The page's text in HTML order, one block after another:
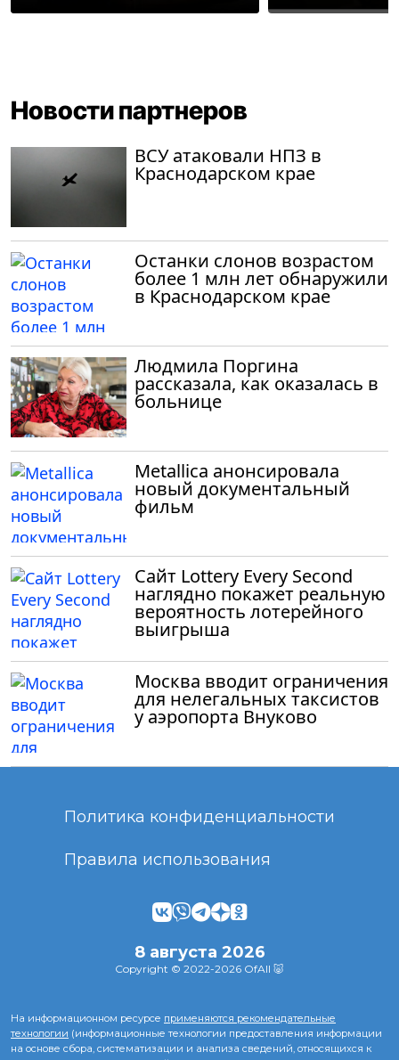
Новости партнеров
ВСУ атаковали НПЗ в
Краснодарском крае
Останки слонов возрастом
более 1 млн лет обнаружили
в Краснодарском крае
Людмила Поргина
рассказала, как оказалась в
больнице
Metallica анонсировала
новый документальный
фильм
Сайт Lottery Every Second
наглядно покажет реальную
вероятность лотерейного
выигрыша
Москва вводит ограничения
для нелегальных таксистов
у аэропорта Внуково
Политика конфиденциальности
Правила использования
8 августа 2026
Copyright © 2022-2026 OfAll 🐷
На информационном ресурсе применяются рекомендательные
технологии (информационные технологии предоставления информации
на основе сбора, систематизации и анализа сведений, относящихся к